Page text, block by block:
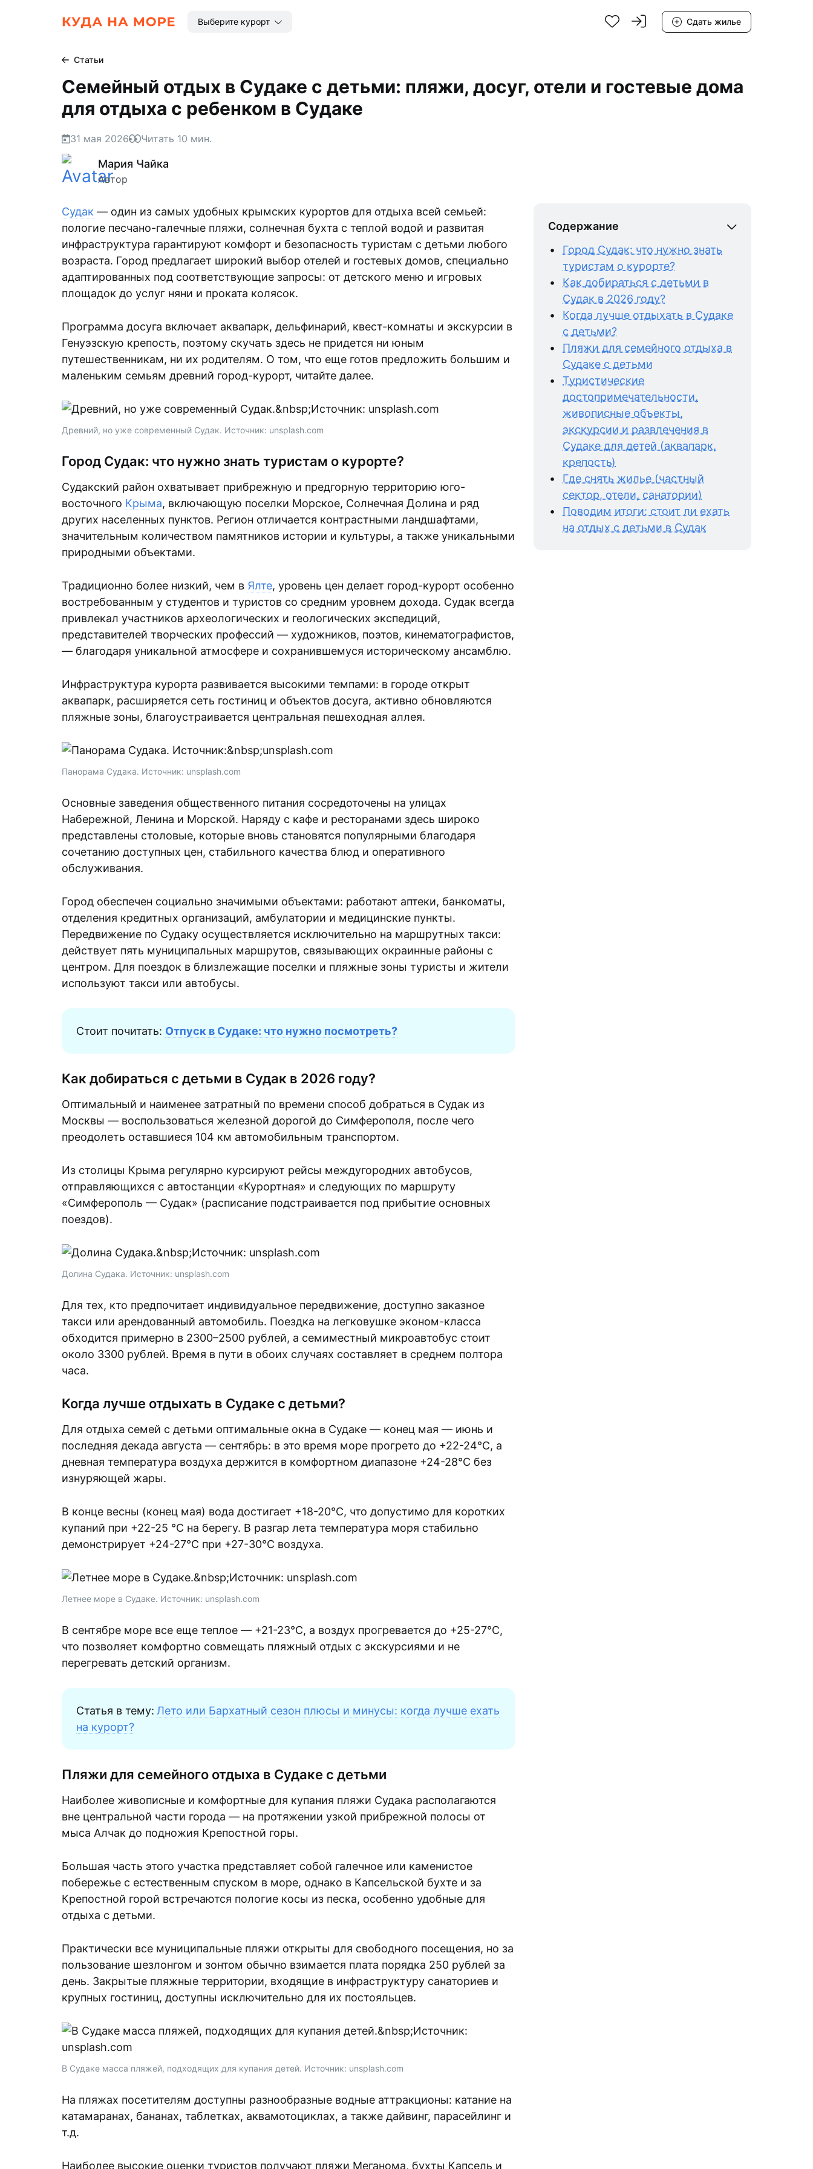
Выберите курорт Сдать жилье
Статьи
Семейный отдых в Судаке с детьми: пляжи, досуг, отели и гостевые дома
для отдыха с ребенком в Судаке
31 мая 2026 Читать 10 мин.
Мария Чайка
Автор
Судак — один из самых удобных крымских курортов для отдыха всей семьей:
пологие песчано-галечные пляжи, солнечная бухта с теплой водой и развитая
инфраструктура гарантируют комфорт и безопасность туристам с детьми любого
возраста. Город предлагает широкий выбор отелей и гостевых домов, специально
адаптированных под соответствующие запросы: от детского меню и игровых
площадок до услуг няни и проката колясок.
Программа досуга включает аквапарк, дельфинарий, квест-комнаты и экскурсии в
Генуэзскую крепость, поэтому скучать здесь не придется ни юным
путешественникам, ни их родителям. О том, что еще готов предложить большим и
маленьким семьям древний город-курорт, читайте далее.
Древний, но уже современный Судак. Источник: unsplash.com
Город Судак: что нужно знать туристам о курорте?
Судакский район охватывает прибрежную и предгорную территорию юго-
восточного Крыма, включающую поселки Морское, Солнечная Долина и ряд
других населенных пунктов. Регион отличается контрастными ландшафтами,
значительным количеством памятников истории и культуры, а также уникальными
природными объектами.
Традиционно более низкий, чем в Ялте, уровень цен делает город-курорт особенно
востребованным у студентов и туристов со средним уровнем дохода. Судак всегда
привлекал участников археологических и геологических экспедиций,
представителей творческих профессий — художников, поэтов, кинематографистов,
— благодаря уникальной атмосфере и сохранившемуся историческому ансамблю.
Инфраструктура курорта развивается высокими темпами: в городе открыт
аквапарк, расширяется сеть гостиниц и объектов досуга, активно обновляются
пляжные зоны, благоустраивается центральная пешеходная аллея.
Панорама Судака. Источник: unsplash.com
Основные заведения общественного питания сосредоточены на улицах
Набережной, Ленина и Морской. Наряду с кафе и ресторанами здесь широко
представлены столовые, которые вновь становятся популярными благодаря
сочетанию доступных цен, стабильного качества блюд и оперативного
обслуживания.
Город обеспечен социально значимыми объектами: работают аптеки, банкоматы,
отделения кредитных организаций, амбулатории и медицинские пункты.
Передвижение по Судаку осуществляется исключительно на маршрутных такси:
действует пять муниципальных маршрутов, связывающих окраинные районы с
центром. Для поездок в близлежащие поселки и пляжные зоны туристы и жители
используют такси или автобусы.
Стоит почитать: Отпуск в Судаке: что нужно посмотреть?
Как добираться с детьми в Судак в 2026 году?
Оптимальный и наименее затратный по времени способ добраться в Судак из
Москвы — воспользоваться железной дорогой до Симферополя, после чего
преодолеть оставшиеся 104 км автомобильным транспортом.
Из столицы Крыма регулярно курсируют рейсы междугородних автобусов,
отправляющихся с автостанции «Курортная» и следующих по маршруту
«Симферополь — Судак» (расписание подстраивается под прибытие основных
поездов).
Долина Судака. Источник: unsplash.com
Для тех, кто предпочитает индивидуальное передвижение, доступно заказное
такси или арендованный автомобиль. Поездка на легковушке эконом-класса
обходится примерно в 2300–2500 рублей, а семиместный микроавтобус стоит
около 3300 рублей. Время в пути в обоих случаях составляет в среднем полтора
часа.
Когда лучше отдыхать в Судаке с детьми?
Для отдыха семей с детьми оптимальные окна в Судаке — конец мая — июнь и
последняя декада августа — сентябрь: в это время море прогрето до +22-24°C, а
дневная температура воздуха держится в комфортном диапазоне +24-28°C без
изнуряющей жары.
В конце весны (конец мая) вода достигает +18-20°C, что допустимо для коротких
купаний при +22-25 °C на берегу. В разгар лета температура моря стабильно
демонстрирует +24-27°C при +27-30°C воздуха.
Летнее море в Судаке. Источник: unsplash.com
В сентябре море все еще теплое — +21-23°C, а воздух прогревается до +25-27°C,
что позволяет комфортно совмещать пляжный отдых с экскурсиями и не
перегревать детский организм.
Статья в тему: Лето или Бархатный сезон плюсы и минусы: когда лучше ехать
на курорт?
Пляжи для семейного отдыха в Судаке с детьми
Наиболее живописные и комфортные для купания пляжи Судака располагаются
вне центральной части города — на протяжении узкой прибрежной полосы от
мыса Алчак до подножия Крепостной горы.
Большая часть этого участка представляет собой галечное или каменистое
побережье с естественным спуском в море, однако в Капсельской бухте и за
Крепостной горой встречаются пологие косы из песка, особенно удобные для
отдыха с детьми.
Практически все муниципальные пляжи открыты для свободного посещения, но за
пользование шезлонгом и зонтом обычно взимается плата порядка 250 рублей за
день. Закрытые пляжные территории, входящие в инфраструктуру санаториев и
крупных гостиниц, доступны исключительно для их постояльцев.
В Судаке масса пляжей, подходящих для купания детей. Источник: unsplash.com
На пляжах посетителям доступны разнообразные водные аттракционы: катание на
катамаранах, бананах, таблетках, аквамотоциклах, а также дайвинг, парасейлинг и
т.д.
Наиболее высокие оценки туристов получают пляжи Меганома, бухты Капсель и
Содержание
Город Судак: что нужно знать
туристам о курорте?
Как добираться с детьми в
Судак в 2026 году?
Когда лучше отдыхать в Судаке
с детьми?
Пляжи для семейного отдыха в
Судаке с детьми
Туристические
достопримечательности,
живописные объекты,
экскурсии и развлечения в
Судаке для детей (аквапарк,
крепость)
Где снять жилье (частный
сектор, отели, санатории)
Поводим итоги: стоит ли ехать
на отдых с детьми в Судак